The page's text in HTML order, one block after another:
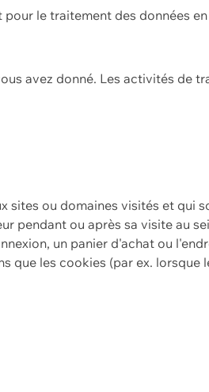
le traitement des données
avez donné. Les activités de
ou domaines visités et qui
pendant ou après sa visite au
un panier d'achat ou
que les cookies (par ex. lorsque